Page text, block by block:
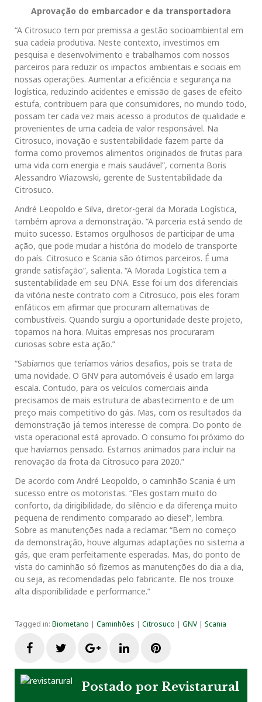
Aprovação do embarcador e da transportadora
“A Citrosuco tem por premissa a gestão socioambiental em
sua cadeia produtiva. Neste contexto, investimos em
pesquisa e desenvolvimento e trabalhamos com nossos
parceiros para reduzir os impactos ambientais e sociais em
nossas operações. Aumentar a eficiência e segurança na
logística, reduzindo acidentes e emissão de gases de efeito
estufa, contribuem para que consumidores, no mundo todo,
possam ter cada vez mais acesso a produtos de qualidade e
provenientes de uma cadeia de valor responsável. Na
Citrosuco, inovação e sustentabilidade fazem parte da
forma como provemos alimentos originados de frutas para
uma vida com energia e mais saudável”, comenta Boris
Alessandro Wiazowski, gerente de Sustentabilidade da
Citrosuco.
André Leopoldo e Silva, diretor-geral da Morada Logística,
também aprova a demonstração. “A parceria está sendo de
muito sucesso. Estamos orgulhosos de participar de uma
ação, que pode mudar a história do modelo de transporte
do país. Citrosuco e Scania são ótimos parceiros. É uma
grande satisfação”, salienta. “A Morada Logística tem a
sustentabilidade em seu DNA. Esse foi um dos diferenciais
da vitória neste contrato com a Citrosuco, pois eles foram
enfáticos em afirmar que procuram alternativas de
combustíveis. Quando surgiu a oportunidade deste projeto,
topamos na hora. Muitas empresas nos procuraram
curiosas sobre esta ação.”
“Sabíamos que teríamos vários desafios, pois se trata de
uma novidade. O GNV para automóveis é usado em larga
escala. Contudo, para os veículos comerciais ainda
precisamos de mais estrutura de abastecimento e de um
preço mais competitivo do gás. Mas, com os resultados da
demonstração já temos interesse de compra. Do ponto de
vista operacional está aprovado. O consumo foi próximo do
que havíamos pensado. Estamos animados para incluir na
renovação da frota da Citrosuco para 2020.”
De acordo com André Leopoldo, o caminhão Scania é um
sucesso entre os motoristas. “Eles gostam muito do
conforto, da dirigibilidade, do silêncio e da diferença muito
pequena de rendimento comparado ao diesel”, lembra.
Sobre as manutenções nada a reclamar. “Bem no começo
da demonstração, houve algumas adaptações no sistema a
gás, que eram perfeitamente esperadas. Mas, do ponto de
vista do caminhão só fizemos as manutenções do dia a dia,
ou seja, as recomendadas pelo fabricante. Ele nos trouxe
alta disponibilidade e performance.”
Tagged in: Biometano | Caminhões | Citrosuco | GNV | Scania
a
w
G
i
Postado por Revistarural